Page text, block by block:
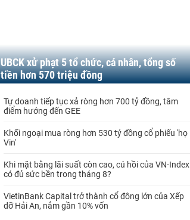
UBCK xử phạt 5 tổ chức, cá nhân, tổng số
tiền hơn 570 triệu đồng
Tự doanh tiếp tục xả ròng hơn 700 tỷ đồng, tâm
điểm hướng đến GEE
Khối ngoại mua ròng hơn 530 tỷ đồng cổ phiếu 'họ
Vin'
Khi mặt bằng lãi suất còn cao, cú hồi của VN-Index
có đủ sức bền trong tháng 8?
VietinBank Capital trở thành cổ đông lớn của Xếp
dỡ Hải An, nắm gần 10% vốn